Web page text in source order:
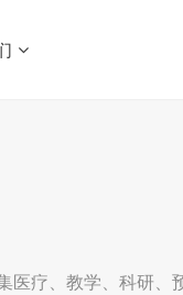
疗、教学、科研、